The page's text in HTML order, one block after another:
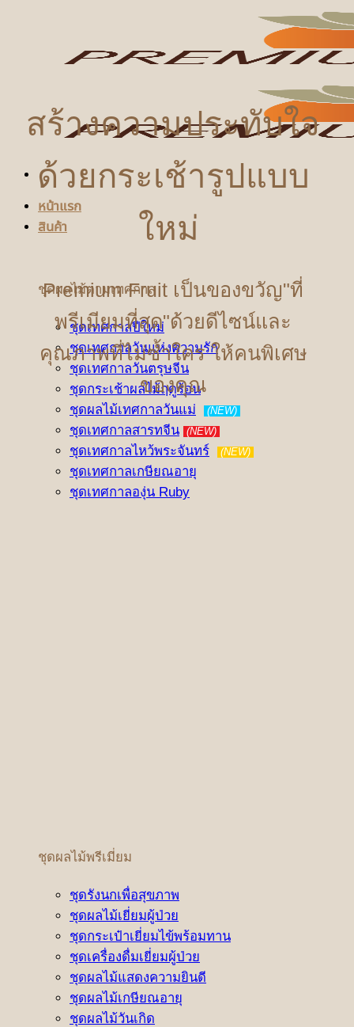
หน้าแรก
สินค้า
ชุดผลไม้ตามเทศกาล
ชุดเทศกาลปีใหม่
ชุดเทศกาลวันแห่งความรัก
ชุดเทศกาลวันตรุษจีน
ชุดกระเช้าผลไม้ฤดูร้อน
ชุดผลไม้เทศกาลวันแม่
(NEW)
ชุดเทศกาลสารทจีน (NEW)
ชุดเทศกาลไหว้พระจันทร์ (NEW)
ชุดเทศกาลเกษียณอายุ
ชุดเทศกาลองุ่น Ruby
ชุดผลไม้พรีเมี่ยม
ชุดรังนกเพื่อสุขภาพ
ชุดผลไม้เยี่ยมผู้ป่วย
ชุดกระเป๋าเยี่ยมไข้พร้อมทาน
ชุดเครื่องดื่มเยี่ยมผู้ป่วย
ชุดผลไม้แสดงความยินดี
ชุดผลไม้เกษียณอายุ
ชุดผลไม้วันเกิด
สร้างความประทับใจ
ด้วยกระเช้ารูปแบบ
ใหม่
Premium Fruit เป็นของขวัญ"ที่
พรีเมียมที่สุด"ด้วยดีไซน์และ
คุณภาพที่ไม่ซ้ำใคร ให้คนพิเศษ
ของคุณ